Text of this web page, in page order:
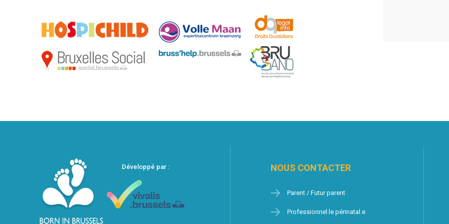
Développé par : NOUS CONTACTER
Parent / Futur parent
Professionnel.le périnatal.e